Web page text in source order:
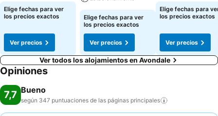
Elige fechas para ver
los precios exactos
Ver precios
Elige fechas para ver
los precios exactos
Ver precios
Elige fechas para
los precios exactos
Ver precios
Ver todos los alojamientos en Avondale
Opiniones
7,7 Bueno
según 347 puntuaciones de las páginas principales